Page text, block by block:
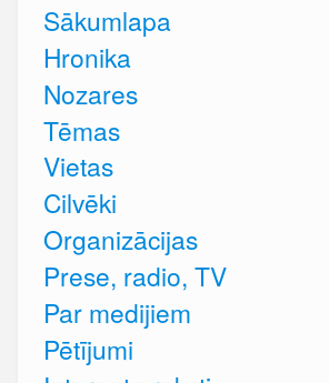
Sākumlapa
Hronika
Nozares
Tēmas
Vietas
Cilvēki
Organizācijas
Prese, radio, TV
Par medijiem
Pētījumi